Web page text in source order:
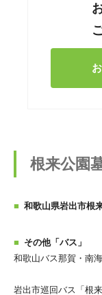
根来公園
和歌山県岩出市根
その他「バス」
和歌山バス那賀・南
岩出市巡回バス「根